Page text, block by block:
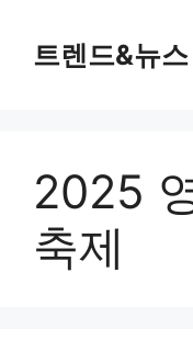
트렌드&뉴스
2025
축제